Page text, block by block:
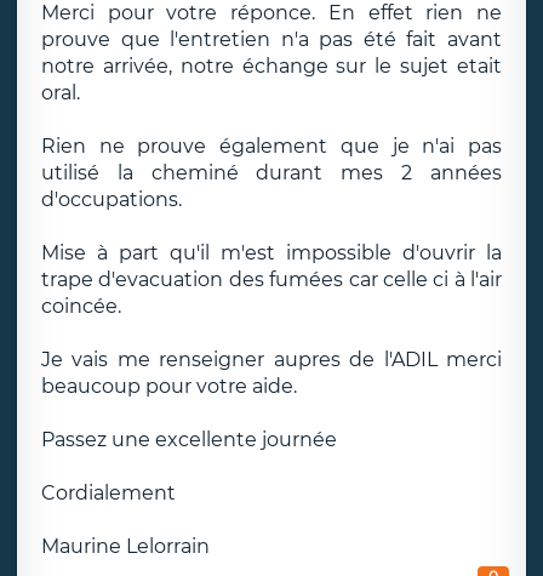
Merci pour votre réponce. En effet rien ne
prouve que l'entretien n'a pas été fait avant
notre arrivée, notre échange sur le sujet etait
oral.
Rien ne prouve également que je n'ai pas
utilisé la cheminé durant mes 2 années
d'occupations.
Mise à part qu'il m'est impossible d'ouvrir la
trape d'evacuation des fumées car celle ci à l'air
coincée.
Je vais me renseigner aupres de l'ADIL merci
beaucoup pour votre aide.
Passez une excellente journée
Cordialement
Maurine Lelorrain